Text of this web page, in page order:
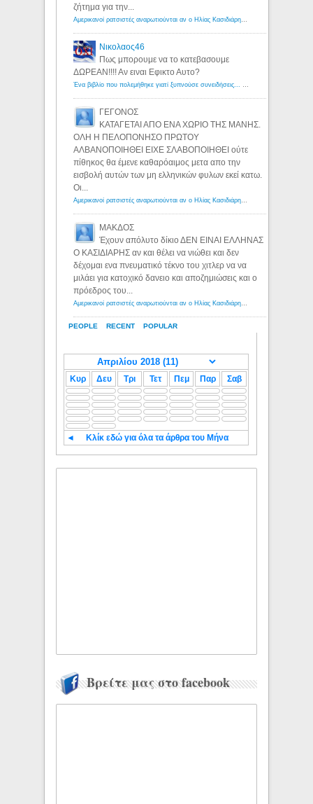
PEOPLE RECENT POPULAR
ζήτημα για την...
Νικολαος46
Πως μπορουμε να το κατεβασουμε
ΔΩΡΕΑΝ!!!! Αν ειναι Εφικτο Αυτο?
ΓΕΓΟΝΟΣ
ΚΑΤΑΓΕΤΑΙ ΑΠΟ ΕΝΑ ΧΩΡΙΟ ΤΗΣ ΜΑΝΗΣ.
ΟΛΗ Η ΠΕΛΟΠΟΝΗΣΟ ΠΡΩΤΟΥ
ΑΛΒΑΝΟΠΟΙΗΘΕΙ ΕΙΧΕ ΣΛΑΒΟΠΟΙΗΘΕΙ ούτε
πίθηκος θα έμενε καθαρόαιμος μετα απο την
εισβολή αυτών των μη ελληνικών φυλων εκεί κατω.
Οι...
ΜΑΚΔΟΣ
Έχουν απόλυτο δίκιο ΔΕΝ ΕΙΝΑΙ ΕΛΛΗΝΑΣ
Ο ΚΑΣΙΔΙΑΡΗΣ αν και θέλει να νιώθει και δεν
δέχομαι ενα πνευματικό τέκνο του χιτλερ να να
μιλάει για κατοχικό δανειο και αποζημιώσεις και ο
πρόεδρος του...
Κυρ Δευ Τρι Τετ Πεμ Παρ Σαβ
◄ Κλίκ εδώ για όλα τα άρθρα του Μήνα
Βρείτε μας στο facebook